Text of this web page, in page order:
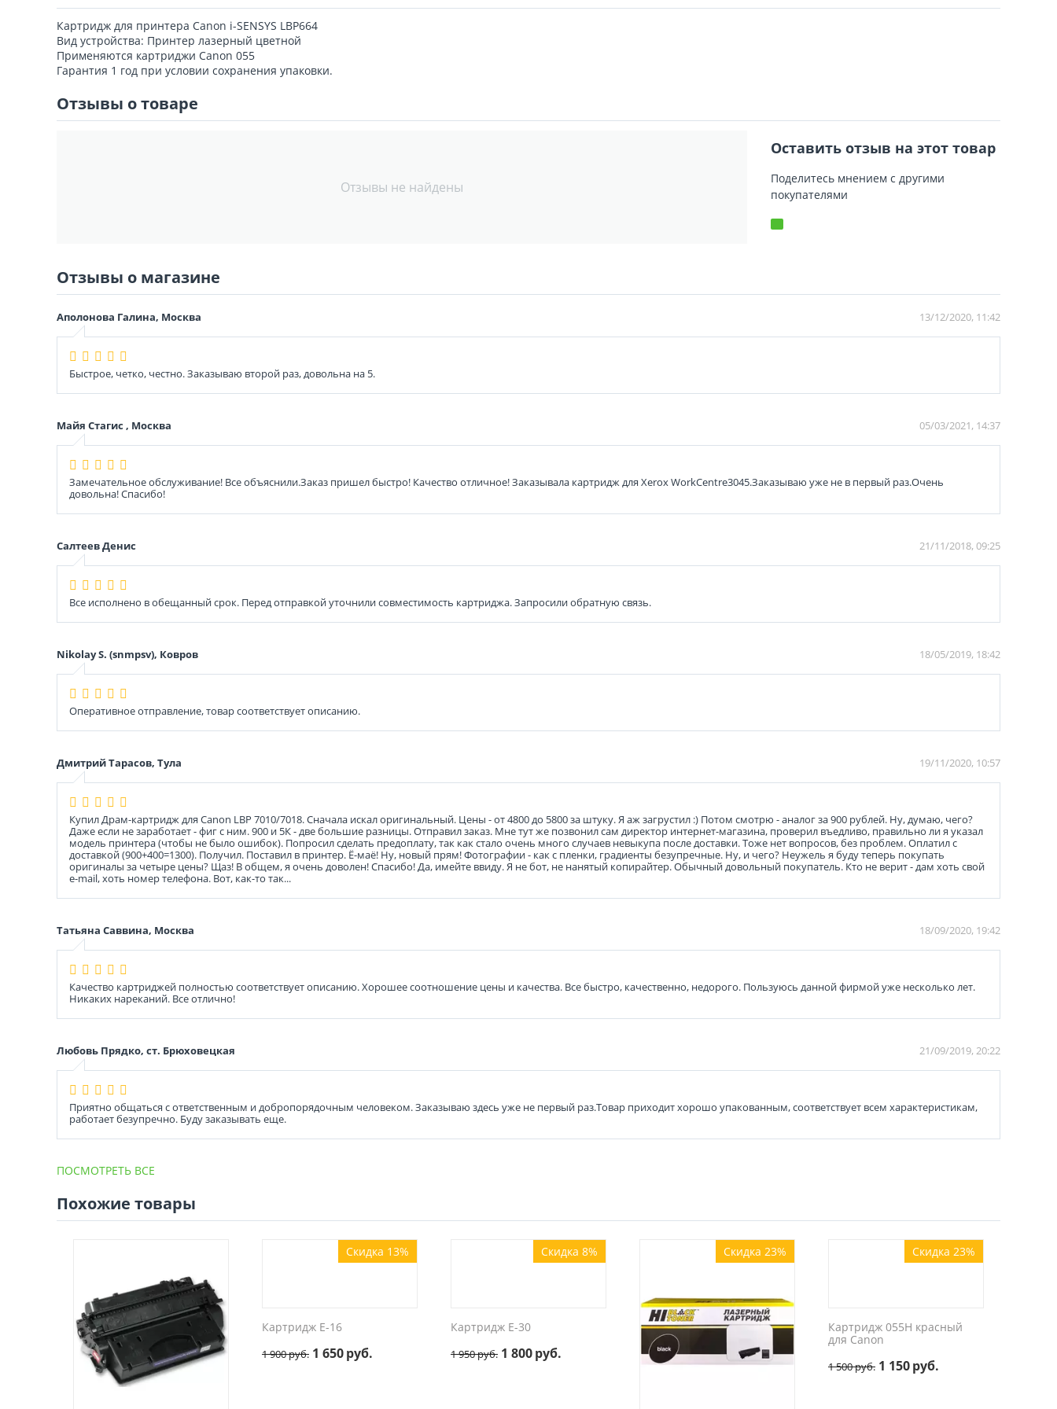
Картридж для принтера Canon i-SENSYS LBP664
Вид устройства: Принтер лазерный цветной
Применяются картриджи Canon 055
Гарантия 1 год при условии сохранения упаковки.
Отзывы о товаре
Отзывы не найдены
Оставить отзыв на этот товар
Поделитесь мнением с другими
покупателями
Отзывы о магазине
Аполонова Галина, Москва 13/12/2020, 11:42
Быстрое, четко, честно. Заказываю второй раз, довольна на 5.
Майя Стагис , Москва 05/03/2021, 14:37
Замечательное обслуживание! Все объяснили.Заказ пришел быстро! Качество отличное! Заказывала картридж для Xerox WorkCentre3045.Заказываю уже не в первый раз.Очень
довольна! Спасибо!
Салтеев Денис 21/11/2018, 09:25
Все исполнено в обещанный срок. Перед отправкой уточнили совместимость картриджа. Запросили обратную связь.
Nikolay S. (snmpsv), Ковров 18/05/2019, 18:42
Оперативное отправление, товар соответствует описанию.
Дмитрий Тарасов, Тула 19/11/2020, 10:57
Купил Драм-картридж для Canon LBP 7010/7018. Сначала искал оригинальный. Цены - от 4800 до 5800 за штуку. Я аж загрустил :) Потом смотрю - аналог за 900 рублей. Ну, думаю, чего?
Даже если не заработает - фиг с ним. 900 и 5К - две большие разницы. Отправил заказ. Мне тут же позвонил сам директор интернет-магазина, проверил въедливо, правильно ли я указал
модель принтера (чтобы не было ошибок). Попросил сделать предоплату, так как стало очень много случаев невыкупа после доставки. Тоже нет вопросов, без проблем. Оплатил с
доставкой (900+400=1300). Получил. Поставил в принтер. Ё-маё! Ну, новый прям! Фотографии - как с пленки, градиенты безупречные. Ну, и чего? Неужель я буду теперь покупать
оригиналы за четыре цены? Щаз! В общем, я очень доволен! Спасибо! Да, имейте ввиду. Я не бот, не нанятый копирайтер. Обычный довольный покупатель. Кто не верит - дам хоть свой
e-mail, хоть номер телефона. Вот, как-то так...
Татьяна Саввина, Москва 18/09/2020, 19:42
Качество картриджей полностью соответствует описанию. Хорошее соотношение цены и качества. Все быстро, качественно, недорого. Пользуюсь данной фирмой уже несколько лет.
Никаких нареканий. Все отлично!
Любовь Прядко, ст. Брюховецкая 21/09/2019, 20:22
Приятно общаться с ответственным и добропорядочным человеком. Заказываю здесь уже не первый раз.Товар приходит хорошо упакованным, соответствует всем характеристикам,
работает безупречно. Буду заказывать еще.
ПОСМОТРЕТЬ ВСЕ
Похожие товары
Скидка 13%
Картридж E-16
1 900руб. 1 650руб.
Скидка 8%
Картридж E-30
1 950руб. 1 800руб.
Скидка 23% Скидка 23%
Картридж 055H красный
для Canon
1 500руб. 1 150руб.